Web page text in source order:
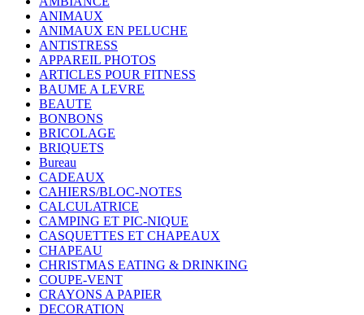
ANIMAUX
ANIMAUX EN PELUCHE
ANTISTRESS
APPAREIL PHOTOS
ARTICLES POUR FITNESS
BAUME A LEVRE
BEAUTE
BONBONS
BRICOLAGE
BRIQUETS
Bureau
CADEAUX
CAHIERS/BLOC-NOTES
CALCULATRICE
CAMPING ET PIC-NIQUE
CASQUETTES ET CHAPEAUX
CHAPEAU
CHRISTMAS EATING & DRINKING
COUPE-VENT
CRAYONS A PAPIER
DECORATION